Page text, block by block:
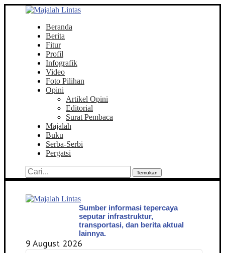
Beranda
Berita
Fitur
Profil
Infografik
Video
Foto Pilihan
Opini
Artikel Opini
Editorial
Surat Pembaca
Majalah
Buku
Serba-Serbi
Pergatsi
Temukan
Sumber informasi tepercaya
seputar infrastruktur,
transportasi, dan berita aktual
lainnya.
9 August 2026